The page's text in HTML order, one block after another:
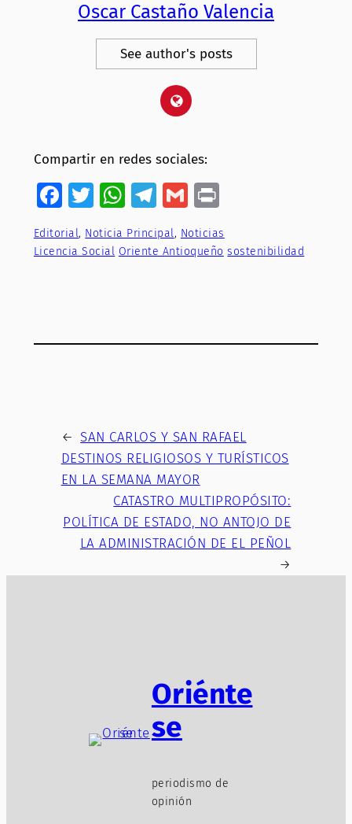
Oscar Castaño Valencia
See author's posts
Compartir en redes sociales:
Facebook
Twitter
WhatsApp
Telegram
Gmail
Editorial, Noticia Principal, Noticias
Licencia Social Oriente Antioqueño sostenibilidad
← SAN CARLOS Y SAN RAFAEL
DESTINOS RELIGIOSOS Y TURÍSTICOS
EN LA SEMANA MAYOR
CATASTRO MULTIPROPÓSITO:
POLÍTICA DE ESTADO, NO ANTOJO DE
LA ADMINISTRACIÓN DE EL PEÑOL
→
Oriénte
se
periodismo de
opinión